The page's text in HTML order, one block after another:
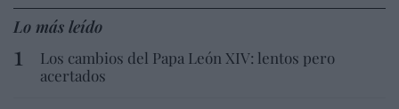
Lo más leído
Los cambios del Papa León XIV: lentos pero
acertados